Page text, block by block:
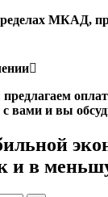
МКАД,
и вы
и в